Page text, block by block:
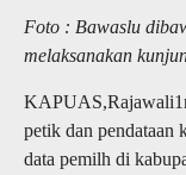
Foto : Bawaslu
melaksanakan
petik dan pendataan
data pemilh di